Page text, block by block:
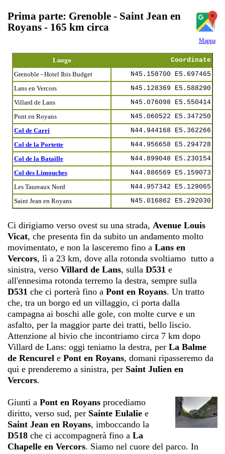
Mappa
Prima parte: Grenoble - Saint Jean en
Royans - 165 km circa
Luogo
Coordinate
Grenoble - Hotel Ibis Budget
N45.158700 E5.697465
Lans en Vercors
N45.128369 E5.588290
Villard de Lans
N45.076098 E5.550414
Pont en Royans
N45.060522 E5.347250
Col de Carri
N44.944168 E5.362266
Col de la Portette
N44.956658 E5.294728
Col de la Bataille
N44.899048 E5.230154
Col des Limouches
N44.886569 E5.159073
Les Taureaux Nord
N44.957342 E5.129065
Saint Jean en Royans
N45.016862 E5.292030
Ci dirigiamo verso ovest su una strada, Avenue Louis
Vicat, che presenta fin da subito un andamento molto
movimentato, e non la lasceremo fino a Lans en
Vercors, lì a 23 km, dove alla rotonda svoltiamo tutto a
sinistra, verso Villard de Lans, sulla D531 e
all'ennesima rotonda terremo la destra, sempre sulla
D531 che ci porterà fino a Pont en Royans. Un tratto
che, tra un borgo ed un villaggio, ci porta dalla
campagna ai boschi alle gole, con molte curve e un
asfalto, per la maggior parte dei tratti, bello liscio.
Attenzione al bivio che incontriamo circa 7 km dopo
Villard de Lans: oggi teniamo la destra, per La Balme
de Rencurel e Pont en Royans, domani ripasseremo da
qui e prenderemo a sinistra, per Saint Julien en
Vercors.
Giunti a Pont en Royans procediamo
diritto, verso sud, per Sainte Eulalie e
Saint Jean en Royans, imboccando la
D518 che ci accompagnerà fino a La
Chapelle en Vercors. Siamo nel cuore del parco. In